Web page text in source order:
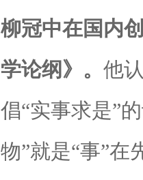
柳冠中在国内
学论纲》。 他
倡“实事求是”
物”就是“事”在